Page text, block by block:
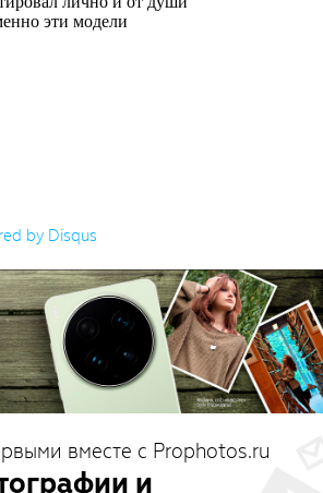
by Disqus
вместе с Prophotos.ru
и